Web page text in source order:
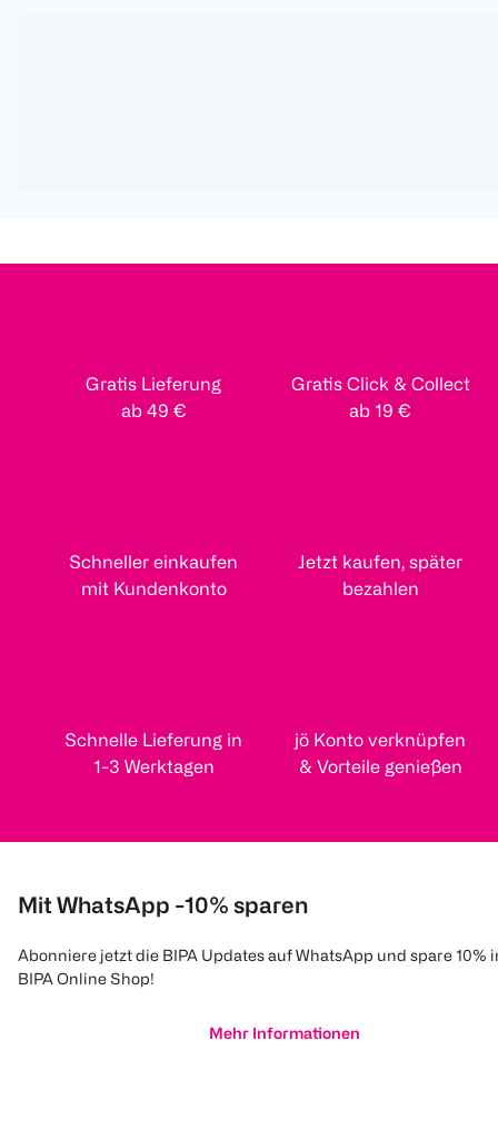
Gratis Lieferung
ab 49 €
Gratis Click & Collect
ab 19 €
Schneller einkaufen
mit Kundenkonto
Jetzt kaufen, später
bezahlen
Schnelle Lieferung in
1-3 Werktagen
jö Konto verknüpfen
& Vorteile genießen
Mit WhatsApp -10% sparen
Abonniere jetzt die BIPA Updates auf WhatsApp und spare 10%
BIPA Online Shop!
Mehr Informationen